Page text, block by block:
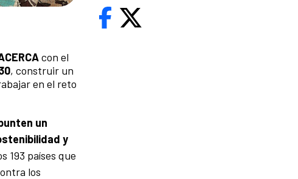
con el
, construir un
en el reto
un
y
193 países que
los